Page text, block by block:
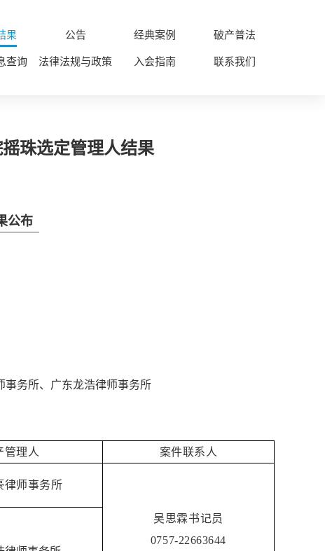
果 公告 经典案例
破产普法
查询 法律法规与政策 入会指南 联系我们
珠选定管理人结果
公布
事务所、广东龙浩律师事务所
管理人 案件联系人
律师事务所
吴思霖书记员
0757-22663644